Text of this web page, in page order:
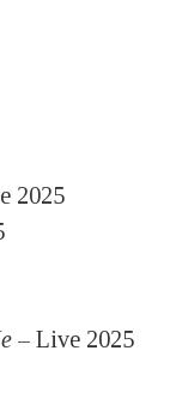
2025
– Live 2025